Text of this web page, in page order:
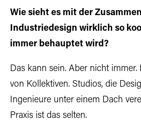
Wie sieht es mit der
Industriedesign wirklich so
immer behauptet wird?
Das kann sein. Aber nicht immer.
von Kollektiven. Studios, die
Ingenieure unter einem Dach
Praxis ist das selten.